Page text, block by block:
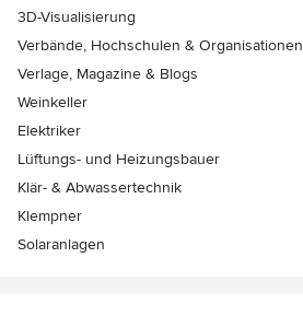
3D-Visualisierung
Verbände, Hochschulen & Organisationen
Verlage, Magazine & Blogs
Weinkeller
Elektriker
Lüftungs- und Heizungsbauer
Klär- & Abwassertechnik
Klempner
Solaranlagen